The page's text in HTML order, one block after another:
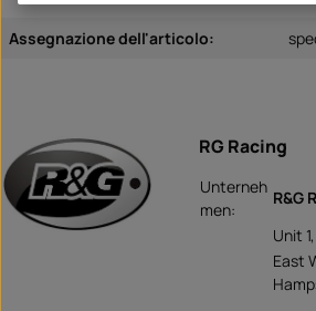
Assegnazione dell'articolo:
RG Racing
Unterneh
men:
R&G
Unit
East